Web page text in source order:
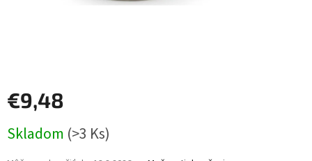
€9,48
cena:
Skladom (>3 Ks)